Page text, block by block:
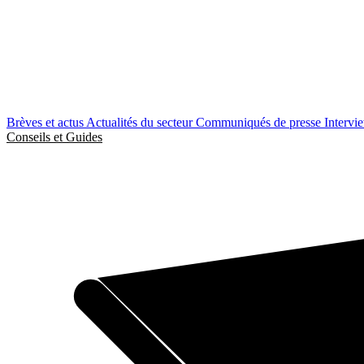
Brèves et actus Actualités du secteurCommuniqués de presse
Conseils et Guides